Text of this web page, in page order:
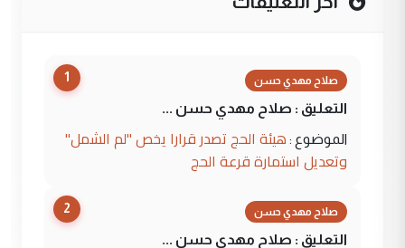
1 صلاح مهدي حسن
التعليق : صلاح مهدي حسن ...
الموضوع : هيئة الحج تصدر قرارا يخص "لم الشمل"
وتعديل استمارة قرعة الحج
2 صلاح مهدي حسن
التعليق : صلاح مهدي حسن ...